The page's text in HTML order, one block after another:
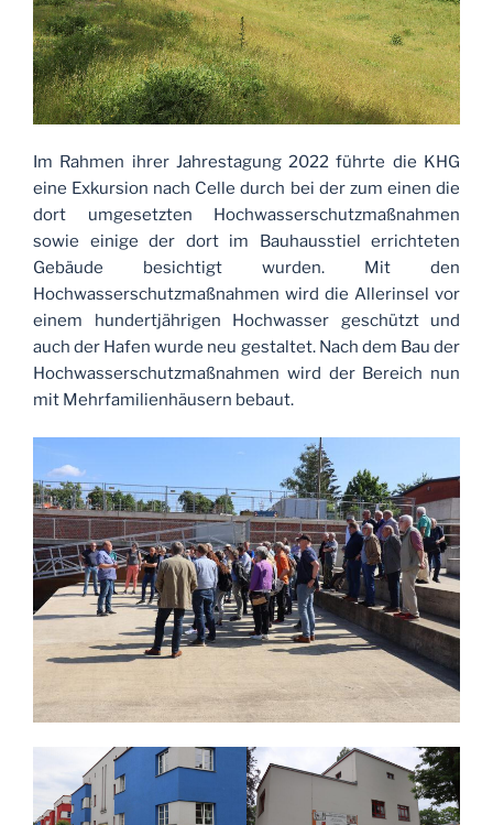
Im Rahmen ihrer Jahrestagung 2022 führte die KHG
eine Exkursion nach Celle durch bei der zum einen die
dort umgesetzten Hochwasserschutzmaßnahmen
sowie einige der dort im Bauhausstiel errichteten
Gebäude besichtigt wurden. Mit den
Hochwasserschutzmaßnahmen wird die Allerinsel vor
einem hundertjährigen Hochwasser geschützt und
auch der Hafen wurde neu gestaltet. Nach dem Bau der
Hochwasserschutzmaßnahmen wird der Bereich nun
mit Mehrfamilienhäusern bebaut.